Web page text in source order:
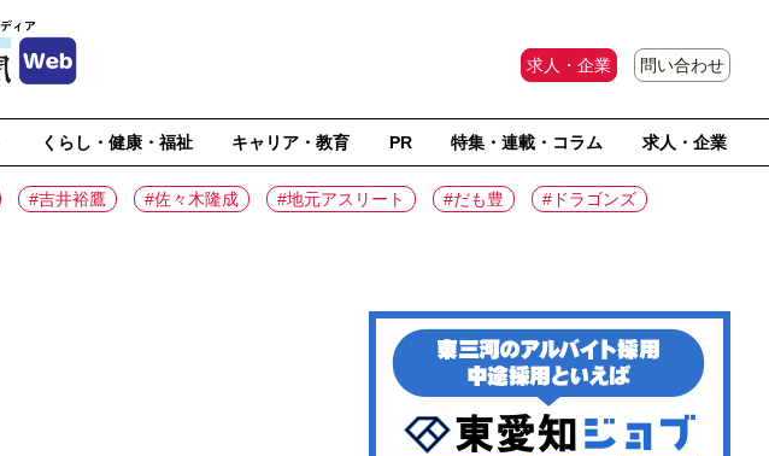
求人・企業 問い合わせ
くらし・健康・福祉 キャリア・教育 PR 特集・連載・コラム 求人・企業
#吉井裕鷹 #佐々木隆成 #地元アスリート #だも豊 #ドラゴンズ